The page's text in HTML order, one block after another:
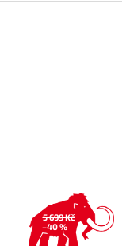
5 699 Kč
–40 %